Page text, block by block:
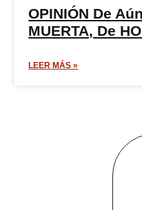
OPINIÓN De
MUERTA, De
LEER MÁS »